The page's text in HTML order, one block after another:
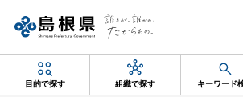
目的で探す 組織で探す キーワード